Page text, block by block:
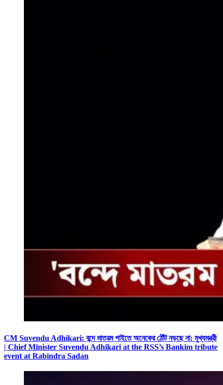
CM Suvendu Adhikari: বন্দে মাতরম গাইতে অনেকের ঠোঁট নড়ছে না: মুখ্যমন্ত্রী
| Chief Minister Suvendu Adhikari at the RSS’s Bankim tribute
event at Rabindra Sadan